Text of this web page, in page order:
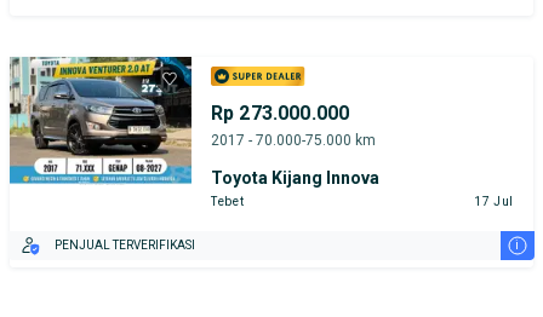
Rp 273.000.000
2017 - 70.000-75.000 km
Toyota Kijang Innova
Tebet 17 Jul
PENJUAL TERVERIFIKASI i